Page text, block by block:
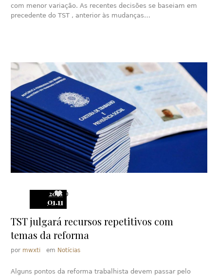
com menor variação. As recentes decisões se baseiam em
precedente do TST , anterior às mudanças…
2018
01.11
0
TST julgará recursos repetitivos com
temas da reforma
por mwxti em Notícias
Alguns pontos da reforma trabalhista devem passar pelo